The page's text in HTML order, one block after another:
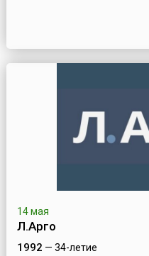
14 мая
Л.Арго
1992 — 34-летие